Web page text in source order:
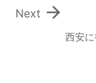
西安

Next